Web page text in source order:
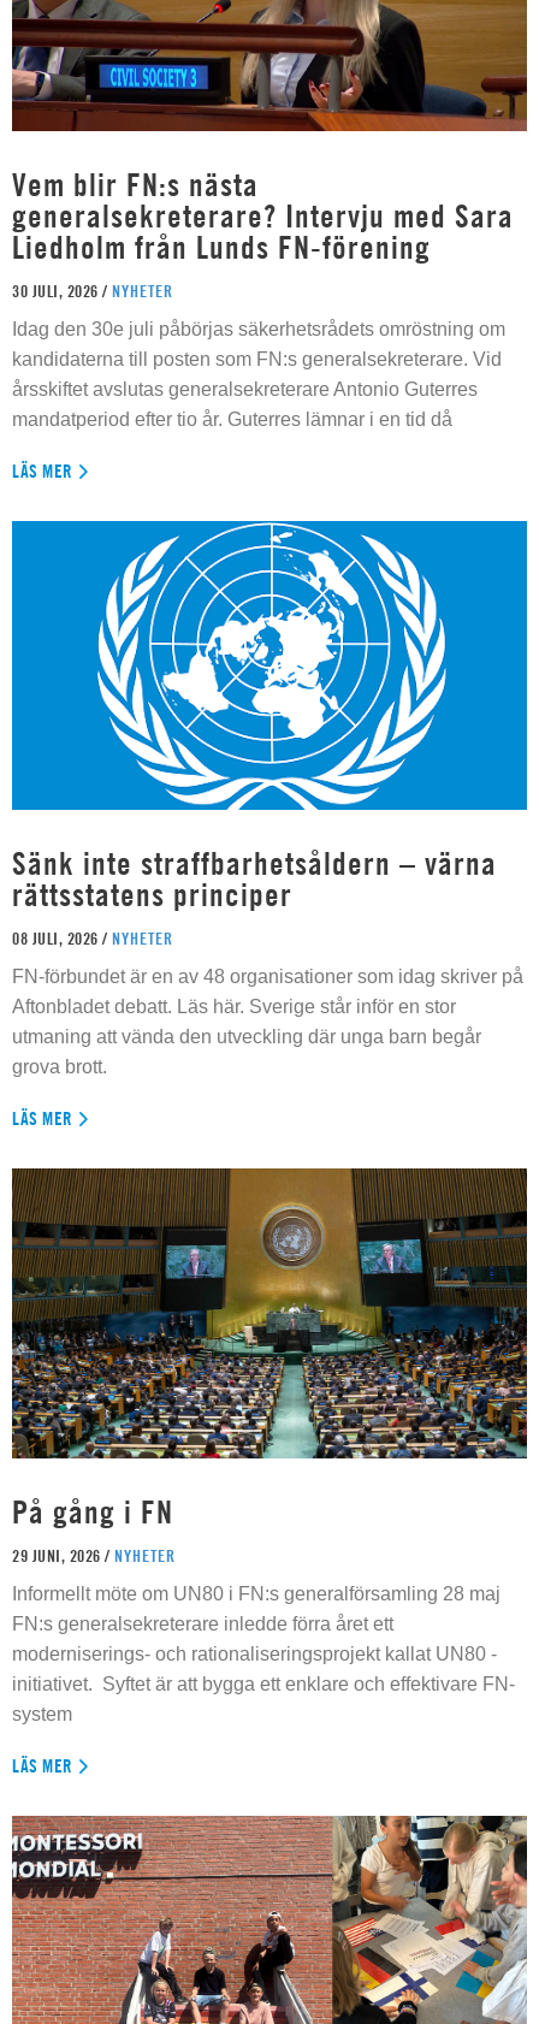
Vem blir FN:s nästa
generalsekreterare? Intervju med Sara
Liedholm från Lunds FN-förening
30 JULI, 2026 / NYHETER
Idag den 30e juli påbörjas säkerhetsrådets omröstning om
kandidaterna till posten som FN:s generalsekreterare. Vid
årsskiftet avslutas generalsekreterare Antonio Guterres
mandatperiod efter tio år. Guterres lämnar i en tid då
LÄS MER
Sänk inte straffbarhetsåldern – värna
rättsstatens principer
08 JULI, 2026 / NYHETER
FN-förbundet är en av 48 organisationer som idag skriver på
Aftonbladet debatt. Läs här. Sverige står inför en stor
utmaning att vända den utveckling där unga barn begår
grova brott.
LÄS MER
På gång i FN
29 JUNI, 2026 / NYHETER
Informellt möte om UN80 i FN:s generalförsamling 28 maj
FN:s generalsekreterare inledde förra året ett
moderniserings- och rationaliseringsprojekt kallat UN80 -
initiativet. Syftet är att bygga ett enklare och effektivare FN-
system
LÄS MER